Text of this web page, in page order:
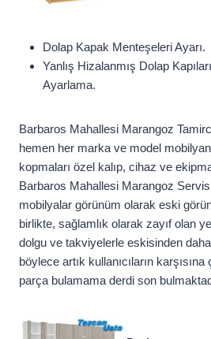
Dolap Kapak Menteşeleri Ayarı.
Yanlış Hizalanmış Dolap
Ayarlama.
Barbaros Mahallesi Marangoz
hemen her marka ve model
kopmaları özel kalıp, cihaz ve
Barbaros Mahallesi Marangoz Servis
mobilyalar görünüm olarak eski
birlikte, sağlamlık olarak zayıf olan
dolgu ve takviyelerle eskisinden
böylece artık kullanıcıların
parça bulamama derdi son